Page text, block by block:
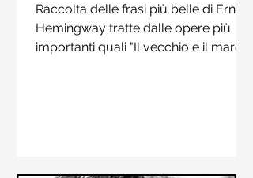
Hermann Hesse estrapolate dai suoi
libri più importanti come "Siddharta",
"Sull'amore" e "Demian"
Raccolta delle frasi più belle di Ernest
Hemingway tratte dalle opere più
importanti quali "Il vecchio e il mare",